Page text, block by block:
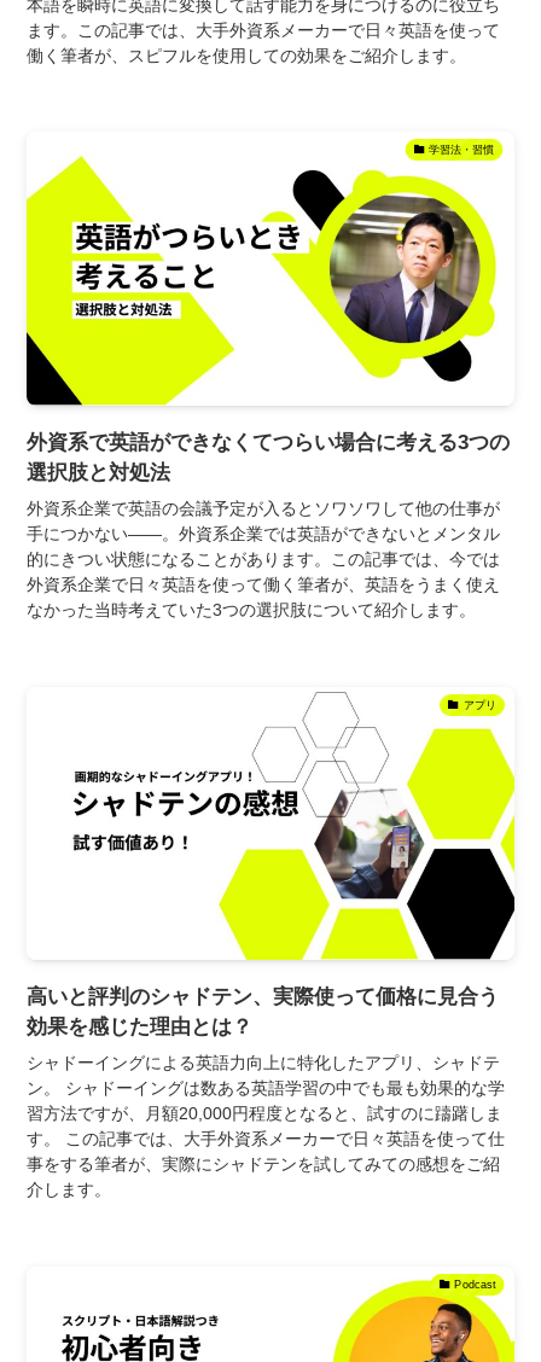
本語を瞬時に英語に変換して話す能力を身につけるのに役立ち
ます。この記事では、大手外資系メーカーで日々英語を使って
働く筆者が、スピフルを使用しての効果をご紹介します。
学習法・習慣
外資系で英語ができなくてつらい場合に考える3つの
選択肢と対処法
外資系企業で英語の会議予定が入るとソワソワして他の仕事が
手につかない――。外資系企業では英語ができないとメンタル
的にきつい状態になることがあります。この記事では、今では
外資系企業で日々英語を使って働く筆者が、英語をうまく使え
なかった当時考えていた3つの選択肢について紹介します。
アプリ
高いと評判のシャドテン、実際使って価格に見合う
効果を感じた理由とは？
シャドーイングによる英語力向上に特化したアプリ、シャドテ
ン。 シャドーイングは数ある英語学習の中でも最も効果的な学
習方法ですが、月額20,000円程度となると、試すのに躊躇しま
す。 この記事では、大手外資系メーカーで日々英語を使って仕
事をする筆者が、実際にシャドテンを試してみての感想をご紹
介します。
Podcast